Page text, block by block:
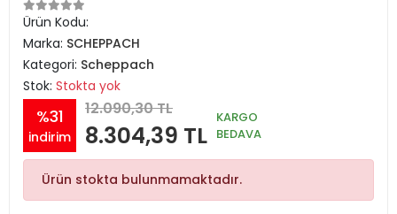
Ürün Kodu:
Marka: SCHEPPACH
Kategori: Scheppach
Stok: Stokta yok
%31
indirim
12.090,30 TL
8.304,39 TL
KARGO
BEDAVA
Ürün stokta bulunmamaktadır.